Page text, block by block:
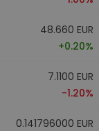
48.660 EUR
+0.20%
7.1100 EUR
-1.20%
0.141796000 EUR